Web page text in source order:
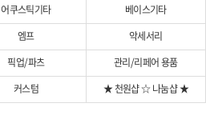
어쿠스틱기타
베이스기타
엠프
악세서리
픽업/파츠
관리/리페어 용품
커스텀
★ 천원샵 ☆ 나눔샵 ★